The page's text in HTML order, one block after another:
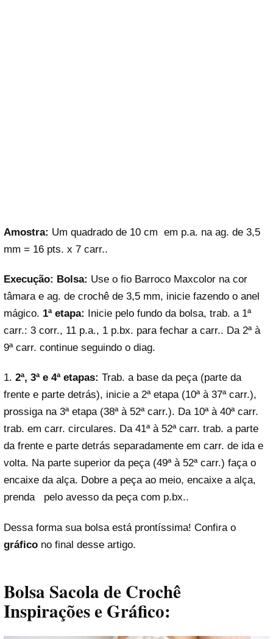
Amostra: Um quadrado de 10 cm em p.a. na ag. de 3,5
mm = 16 pts. x 7 carr..
Execução: Bolsa: Use o fio Barroco Maxcolor na cor
tâmara e ag. de crochê de 3,5 mm, inicie fazendo o anel
mágico. 1ª etapa: Inicie pelo fundo da bolsa, trab. a 1ª
carr.: 3 corr., 11 p.a., 1 p.bx. para fechar a carr.. Da 2ª à
9ª carr. continue seguindo o diag.
1. 2ª, 3ª e 4ª etapas: Trab. a base da peça (parte da
frente e parte detrás), inicie a 2ª etapa (10ª à 37ª carr.),
prossiga na 3ª etapa (38ª à 52ª carr.). Da 10ª à 40ª carr.
trab. em carr. circulares. Da 41ª à 52ª carr. trab. a parte
da frente e parte detrás separadamente em carr. de ida e
volta. Na parte superior da peça (49ª à 52ª carr.) faça o
encaixe da alça. Dobre a peça ao meio, encaixe a alça,
prenda pelo avesso da peça com p.bx..
Dessa forma sua bolsa está prontíssima! Confira o
gráfico no final desse artigo.
Bolsa Sacola de Crochê
Inspirações e Gráfico: